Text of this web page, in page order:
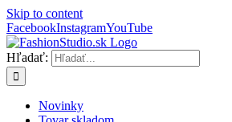
Skip to content
FacebookInstagramYouTube
Hľadať:
Novinky